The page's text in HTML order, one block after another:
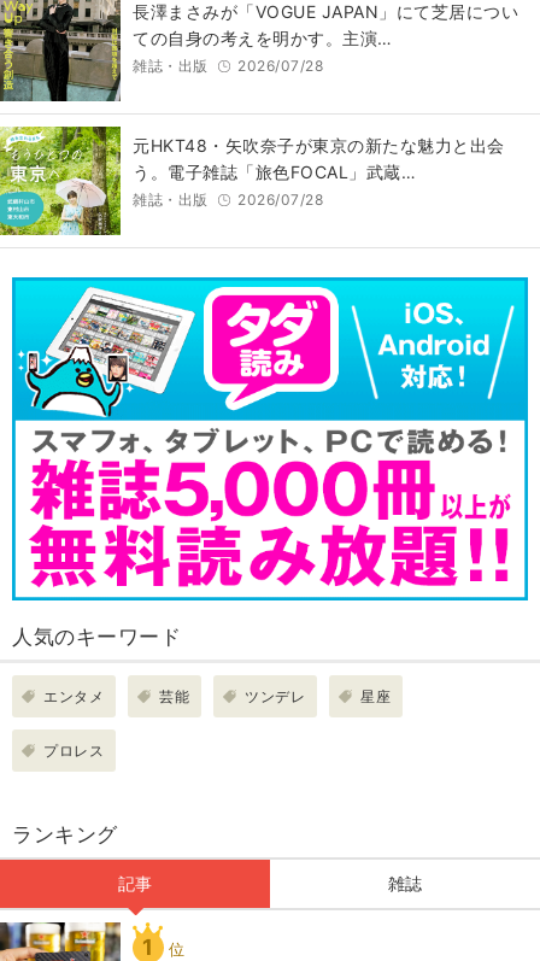
長澤まさみが「VOGUE JAPAN」にて芝居につい
ての自身の考えを明かす。主演…
雑誌・出版 2026/07/28
元HKT48・矢吹奈子が東京の新たな魅力と出会
う。電子雑誌「旅色FOCAL」武蔵…
雑誌・出版 2026/07/28
人気のキーワード
エンタメ 芸能 ツンデレ 星座
プロレス
ランキング
記事 雑誌
1 位